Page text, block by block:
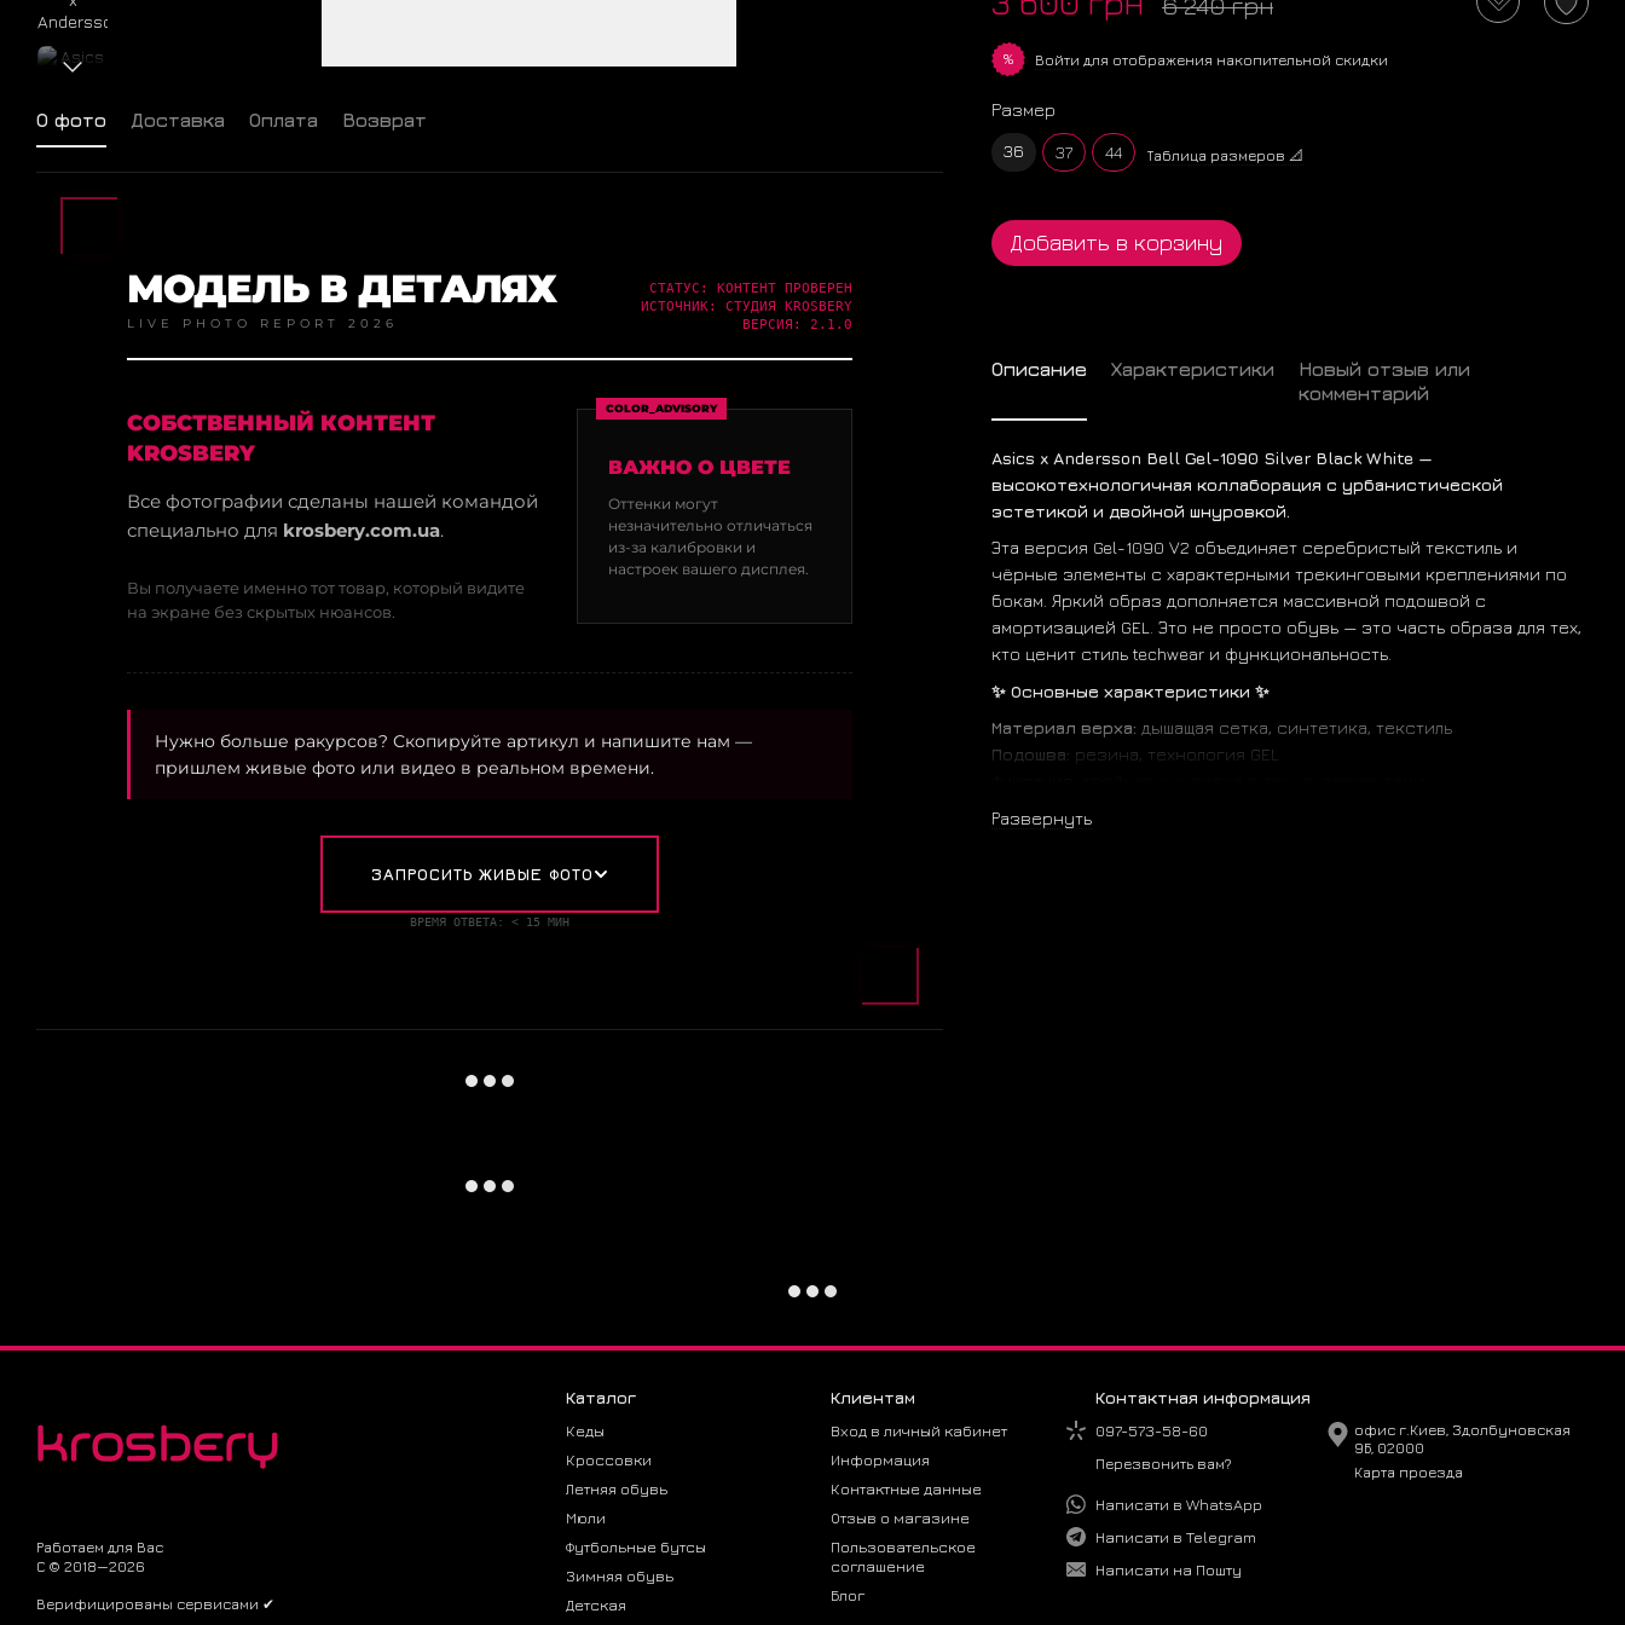
О фото Доставка Оплата Возврат
МОДЕЛЬ В ДЕТАЛЯХ
LIVE PHOTO REPORT 2026
СТАТУС: КОНТЕНТ ПРОВЕРЕН
ИСТОЧНИК: СТУДИЯ KROSBERY
ВЕРСИЯ: 2.1.0
СОБСТВЕННЫЙ КОНТЕНТ
KROSBERY
Все фотографии сделаны нашей командой
специально для krosbery.com.ua.
Вы получаете именно тот товар, который видите
на экране без скрытых нюансов.
COLOR_ADVISORY
ВАЖНО О ЦВЕТЕ
Оттенки могут
незначительно отличаться
из-за калибровки и
настроек вашего дисплея.
Нужно больше ракурсов? Скопируйте артикул и напишите нам —
пришлем живые фото или видео в реальном времени.
ЗАПРОСИТЬ ЖИВЫЕ ФОТО
ВРЕМЯ ОТВЕТА: < 15 МИН
% Войти для отображения накопительной скидки
Размер
36
37 44 Таблица размеров 📐
Добавить в корзину
Описание Характеристики
Новый отзыв или
комментарий
Asics x Andersson Bell Gel-1090 Silver Black White —
высокотехнологичная коллаборация с урбанистической
эстетикой и двойной шнуровкой.
Эта версия Gel-1090 V2 объединяет серебристый текстиль и
чёрные элементы с характерными трекинговыми креплениями по
бокам. Яркий образ дополняется массивной подошвой с
амортизацией GEL. Это не просто обувь — это часть образа для тех,
кто ценит стиль techwear и функциональность.
✨ Основные характеристики ✨
Материал верха: дышащая сетка, синтетика, текстиль
Подошва: резина, технология GEL
Сезон:
весна / осень / зима (сухая)
Можно ли носить в дождь?
Можно, если нет сильных осадков. Верх частично влагостойкий, но
Заказывайте Asics x Andersson Bell Gel-1090 Silver Black White в
магазине krosbery прямо сейчас!
Развернуть
Работаем для Вас
С © 2018—2026
Верифицированы сервисами ✔
Каталог
Кеды
Кроссовки
Летняя обувь
Мюли
Футбольные бутсы
Зимняя обувь
Детская
Клиентам
Вход в личный кабинет
Информация
Контактные данные
Отзыв о магазине
Пользовательское
соглашение
Блог
Контактная информация
097-573-58-60
Перезвонить вам?
Написати в WhatsApp
Написати в Telegram
Написати на Пошту
офис г.Киев, Здолбуновская
9Б, 02000
Карта проезда